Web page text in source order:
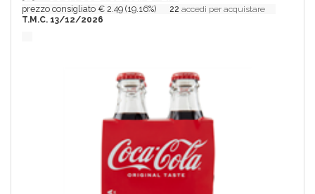
prezzo consigliato € 2.49 (19.16%) 22 accedi per acquistare
T.M.C. 13/12/2026